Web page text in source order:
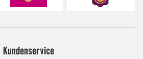
Kundenservice